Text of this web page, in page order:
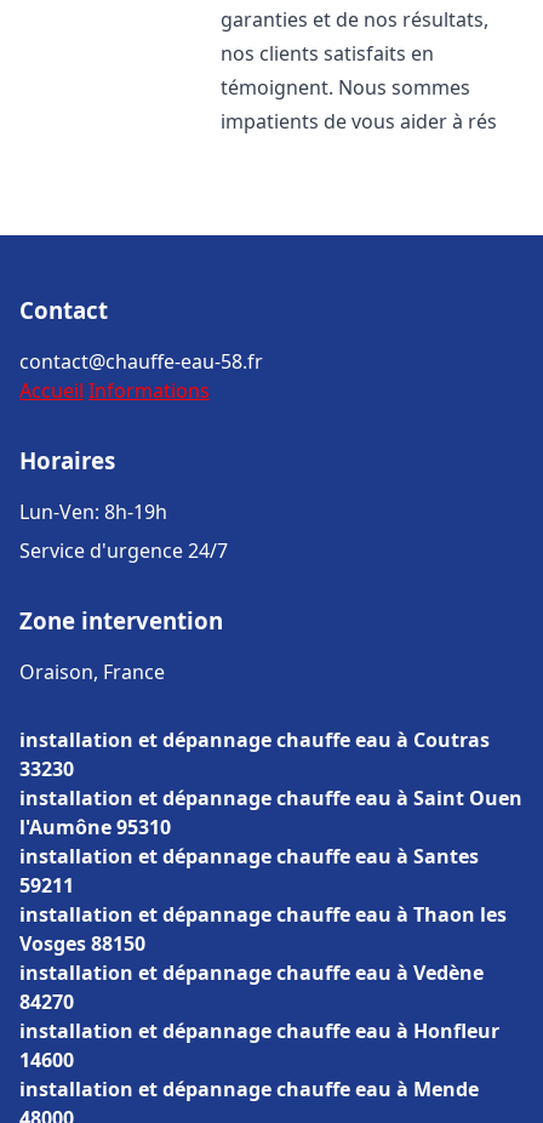
garanties et de nos résultats,
nos clients satisfaits en
témoignent. Nous sommes
impatients de vous aider à rés
Contact
contact@chauffe-eau-58.fr
Accueil Informations
Horaires
Lun-Ven: 8h-19h
Service d'urgence 24/7
Zone intervention
Oraison, France
installation et dépannage chauffe eau à Coutras
33230
installation et dépannage chauffe eau à Saint Ouen
l'Aumône 95310
installation et dépannage chauffe eau à Santes
59211
installation et dépannage chauffe eau à Thaon les
Vosges 88150
installation et dépannage chauffe eau à Vedène
84270
installation et dépannage chauffe eau à Honfleur
14600
installation et dépannage chauffe eau à Mende